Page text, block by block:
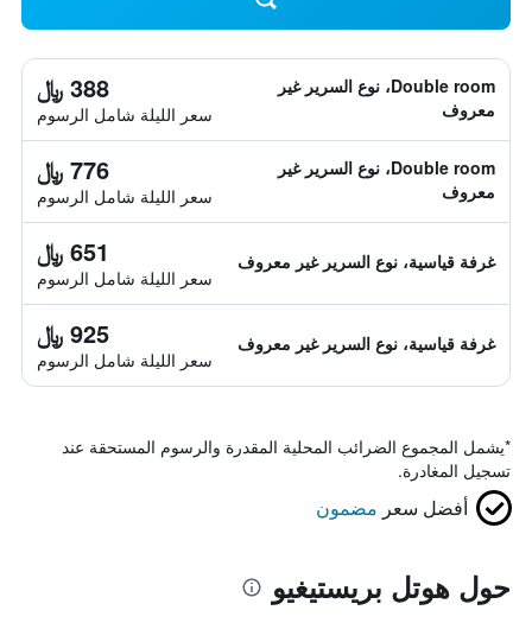
Double room، نوع السرير غير
معروف
388 ﷼
سعر الليلة شامل الرسوم
Double room، نوع السرير غير
معروف
776 ﷼
سعر الليلة شامل الرسوم
غرفة قياسية، نوع السرير غير معروف 651 ﷼
سعر الليلة شامل الرسوم
غرفة قياسية، نوع السرير غير معروف 925 ﷼
سعر الليلة شامل الرسوم
*يشمل المجموع الضرائب المحلية المقدرة والرسوم المستحقة عند
تسجيل المغادرة.
أفضل سعر مضمون
حول هوتل بريستيغيو